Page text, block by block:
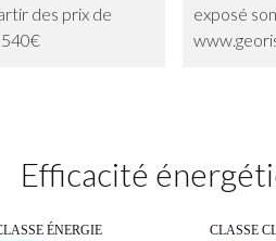
des prix de
540€
exposé
Efficacité